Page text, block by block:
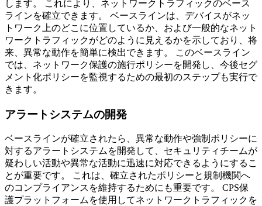
します。 これにより、ネットワークトラフィックのベース
ラインを確立できます。 ベースラインは、デバイスがネッ
トワーク上のどこに位置しているか、および一般的なネット
ワークトラフィックがどのように見えるかを示しており、将
来、異常な動作を簡単に検出できます。 このベースライン
では、ネットワーク保護の施行ポリシーを開発し、今後セグ
メント化ポリシーを監視するための最初のステップも実行で
きます。
アラートシステムの開発
ベースラインが確立されたら、異常な動作や強制ポリシーに
対するアラートシステムを開発して、セキュリティチームが
疑わしい活動や異常な活動に迅速に対応できるようにするこ
とが重要です。 これは、確立されたポリシーと規制機関へ
のコンプライアンスを維持するためにも重要です。 CPS保
護プラットフォームを使用してネットワークトラフィックを